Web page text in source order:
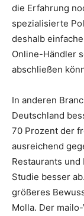
die Erfahrung
spezialisierte
deshalb
Online-Händler
abschließen
In anderen
Deutschland
70 Prozent der
ausreichend
Restaurants
Studie besser
größeres
Molla. Der